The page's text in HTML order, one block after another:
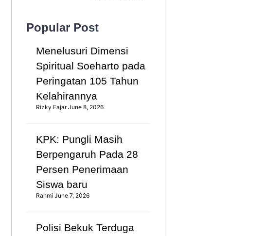
Popular Post
Menelusuri Dimensi
Spiritual Soeharto pada
Peringatan 105 Tahun
Kelahirannya
Rizky FajarJune 8, 2026
KPK: Pungli Masih
Berpengaruh Pada 28
Persen Penerimaan
Siswa baru
RahmiJune 7, 2026
Polisi Bekuk Terduga